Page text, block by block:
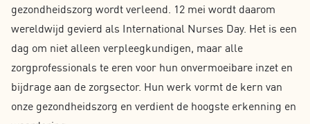
gezondheidszorg wordt verleend. 12 mei wordt daarom
wereldwijd gevierd als International Nurses Day. Het is een
dag om niet alleen verpleegkundigen, maar alle
zorgprofessionals te eren voor hun onvermoeibare inzet en
bijdrage aan de zorgsector. Hun werk vormt de kern van
onze gezondheidszorg en verdient de hoogste erkenning en